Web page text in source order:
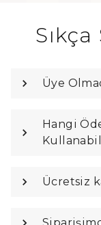
Üye
Hangi
Ücretsiz